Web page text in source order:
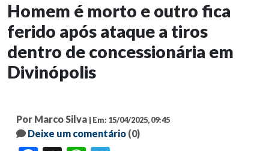
Homem é morto e outro fica
ferido após ataque a tiros
dentro de concessionária em
Divinópolis
Por Marco Silva | Em: 15/04/2025, 09:45
Deixe um comentário (0)